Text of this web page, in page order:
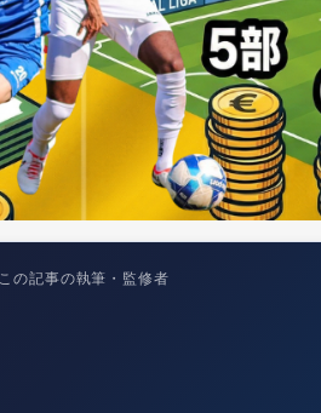
この記事の執筆・監修者